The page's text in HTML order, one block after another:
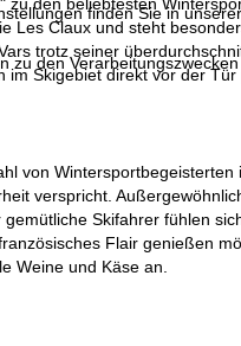
finden Sie in unserer
zu den
Les Claux und steht
trotz seiner
Skigebiet direkt vor der
von
verspricht.
Skifahrer fühlen
Flair genießen
Weine und Käse an.